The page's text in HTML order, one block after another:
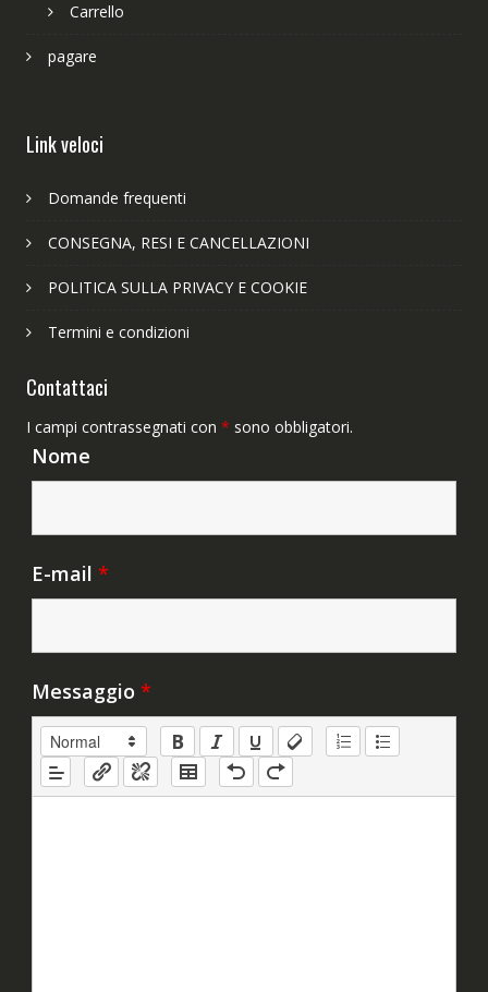
Carrello
pagare
Link veloci
Domande frequenti
CONSEGNA, RESI E CANCELLAZIONI
POLITICA SULLA PRIVACY E COOKIE
Termini e condizioni
Contattaci
I campi contrassegnati con * sono obbligatori.
Nome
E-mail *
Messaggio *